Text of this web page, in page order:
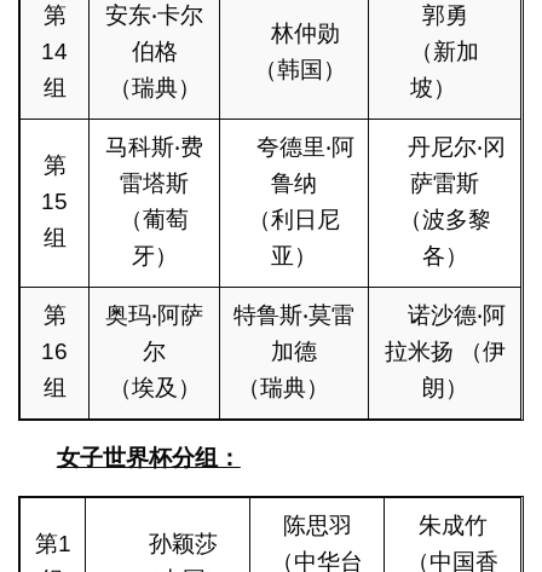
第
14
组
安东‧卡尔
伯格
（瑞典）
林仲勋
（韩国）
郭勇
（新加
坡）
第
15
组
马科斯‧费
雷塔斯
（葡萄
牙）
夸德里‧阿
鲁纳
（利日尼
亚）
丹尼尔‧冈
萨雷斯
（波多黎
各）
第
16
组
奥玛‧阿萨
尔
（埃及）
特鲁斯‧莫雷
加德
（瑞典）
诺沙德‧阿
拉米扬 （伊
朗）
女子世界杯分组：
第1
孙颖莎
陈思羽
（中华台
朱成竹
（中国香